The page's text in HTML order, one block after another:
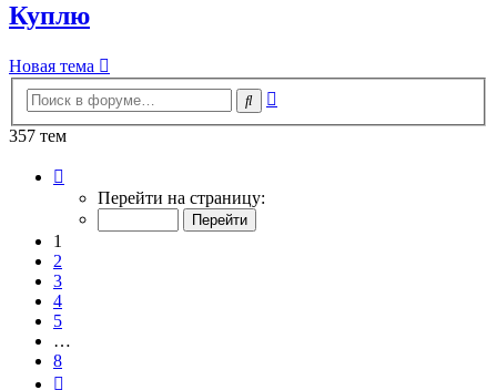
Куплю
Новая тема
Поиск
357 тем
Перейти на страницу:
1
2
3
4
5
…
8